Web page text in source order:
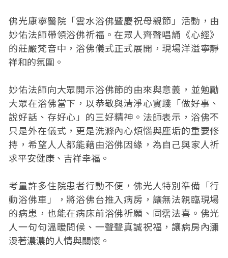
佛光康寧醫院「雲水浴佛暨慶祝母親節」活動，由
妙佑法師帶領浴佛祈福。在眾人齊聲唱誦《心經》
的莊嚴梵音中，浴佛儀式正式展開，現場洋溢寧靜
祥和的氛圍。
妙佑法師向大眾開示浴佛節的由來與意義，並勉勵
大眾在浴佛當下，以恭敬與清淨心實踐「做好事、
說好話、存好心」的三好精神。法師表示，浴佛不
只是外在儀式，更是洗滌內心煩惱與塵垢的重要修
持，希望人人都能藉由浴佛因緣，為自己與家人祈
求平安健康、吉祥幸福。
考量許多住院患者行動不便，佛光人特別準備「行
動浴佛車」，將浴佛台推入病房，讓無法親臨現場
的病患，也能在病床前浴佛祈願、同霑法喜。佛光
人一句句溫暖問候、一聲聲真誠祝福，讓病房內瀰
漫著濃濃的人情與關懷。